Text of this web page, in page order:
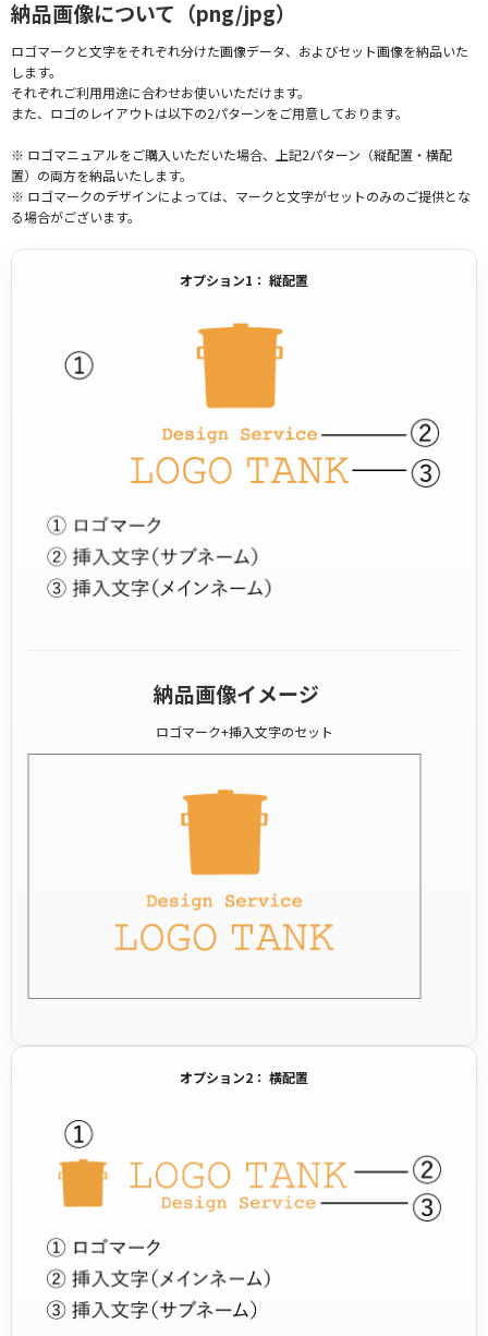
納品画像について（png/jpg）
ロゴマークと文字をそれぞれ分けた画像データ、およびセット画像を納品いた
します。
それぞれご利用用途に合わせお使いいただけます。
また、ロゴのレイアウトは以下の2パターンをご用意しております。
※ ロゴマニュアルをご購入いただいた場合、上記2パターン（縦配置・横配
置）の両方を納品いたします。
※ ロゴマークのデザインによっては、マークと文字がセットのみのご提供とな
る場合がございます。
オプション1： 縦配置
納品画像イメージ
ロゴマーク+挿入文字のセット
オプション2： 横配置